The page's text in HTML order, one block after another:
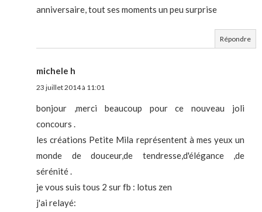
anniversaire, tout ses moments un peu surprise
Répondre
michele h
23 juillet 2014 à 11:01
bonjour ,merci beaucoup pour ce nouveau joli
concours .
les créations Petite Mila représentent à mes yeux un
monde de douceur,de tendresse,d'élégance ,de
sérénité .
je vous suis tous 2 sur fb : lotus zen
j'ai relayé: